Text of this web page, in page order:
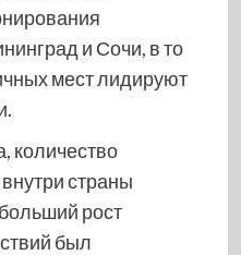
и Сочи, в то
мест лидируют
количество
страны
рост
был